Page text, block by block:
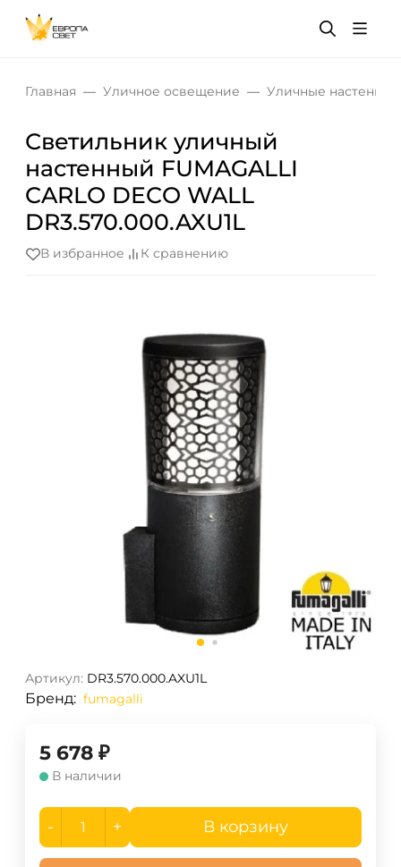
Главная Уличное освещение Уличные
Светильник уличный
настенный FUMAGALLI
CARLO DECO WALL
DR3.570.000.AXU1L
В избранное К сравнению
Артикул: DR3.570.000.AXU1L
Бренд: fumagalli
5 678 ₽
В наличии
- + В корзину